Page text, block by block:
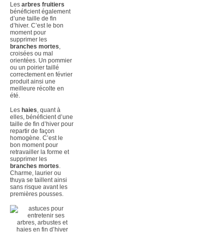
Les arbres fruitiers
bénéficient également
d’une taille de fin
d’hiver. C’est le bon
moment pour
supprimer les
branches mortes
croisées ou mal
orientées. Un pommier
ou un poirier taillé
correctement en février
produit ainsi une
meilleure récolte en
été.
Les haies , quant à
elles, bénéficient d’une
taille de fin d’hiver pour
repartir de façon
homogène. C’est le
bon moment pour
retravailler la forme et
supprimer les
branches mortes
Charme, laurier ou
thuya se taillent ainsi
sans risque avant les
premières pousses.